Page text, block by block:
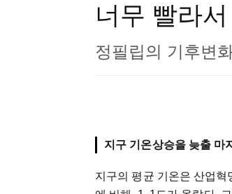
너무 빨라
정필립의 기후변
지구 기온상승을 늦출 마
지구의 평균 기온은 산업